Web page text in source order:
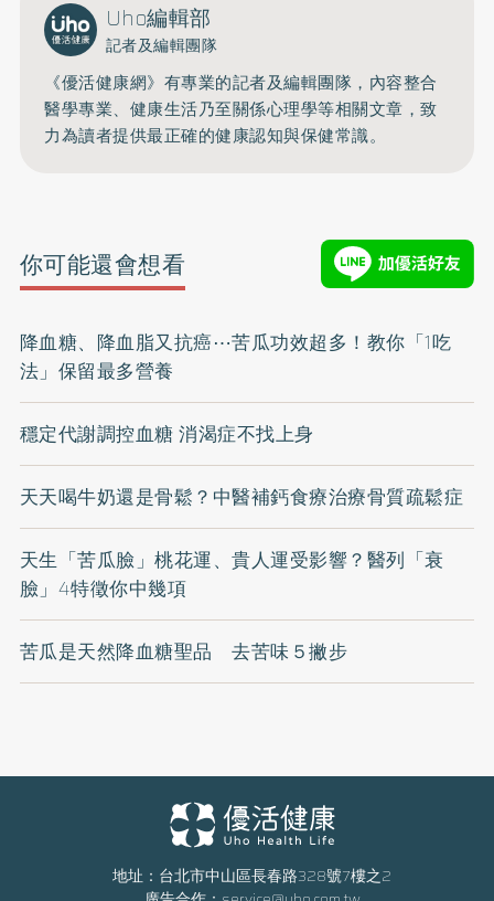
Uho編輯部
記者及編輯團隊
《優活健康網》有專業的記者及編輯團隊，內容整合
醫學專業、健康生活乃至關係心理學等相關文章，致
力為讀者提供最正確的健康認知與保健常識。
你可能還會想看
降血糖、降血脂又抗癌⋯苦瓜功效超多！教你「1吃
法」保留最多營養
穩定代謝調控血糖 消渴症不找上身
天天喝牛奶還是骨鬆？中醫補鈣食療治療骨質疏鬆症
天生「苦瓜臉」桃花運、貴人運受影響？醫列「衰
臉」4特徵你中幾項
苦瓜是天然降血糖聖品 去苦味５撇步
地址：台北市中山區長春路328號7樓之2